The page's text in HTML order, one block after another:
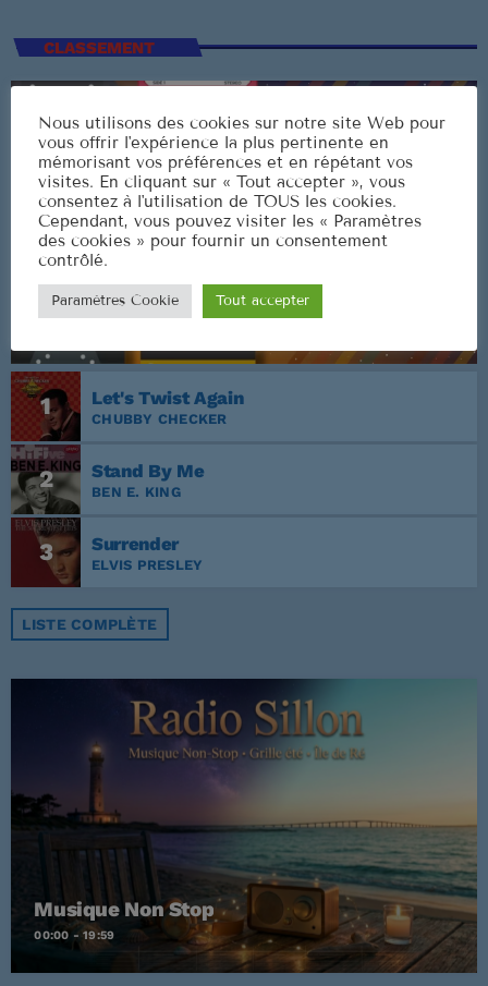
CLASSEMENT
1 Let's Twist Again
CHUBBY CHECKER
2 Stand By Me
BEN E. KING
3 Surrender
ELVIS PRESLEY
LISTE COMPLÈTE
Musique Non Stop
00:00 - 19:59
Nous utilisons des cookies sur notre site Web pour
vous offrir l'expérience la plus pertinente en
mémorisant vos préférences et en répétant vos
visites. En cliquant sur « Tout accepter », vous
consentez à l'utilisation de TOUS les cookies.
Cependant, vous pouvez visiter les « Paramètres
des cookies » pour fournir un consentement
contrôlé.
Paramètres Cookie Tout accepter